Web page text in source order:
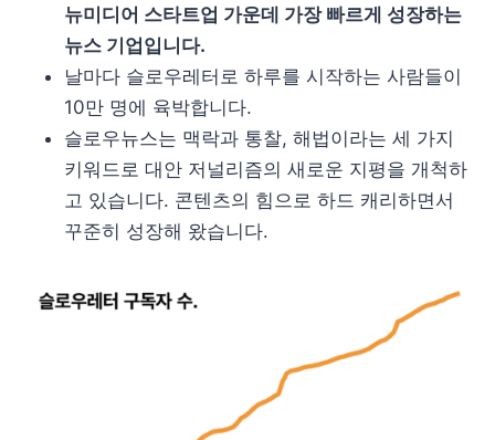
뉴미디어 스타트업 가운데 가장 빠르게 성장하는
뉴스 기업입니다.
날마다 슬로우레터로 하루를 시작하는 사람들이
10만 명에 육박합니다.
슬로우뉴스는 맥락과 통찰, 해법이라는 세 가지
키워드로 대안 저널리즘의 새로운 지평을 개척하
고 있습니다. 콘텐츠의 힘으로 하드 캐리하면서
꾸준히 성장해 왔습니다.